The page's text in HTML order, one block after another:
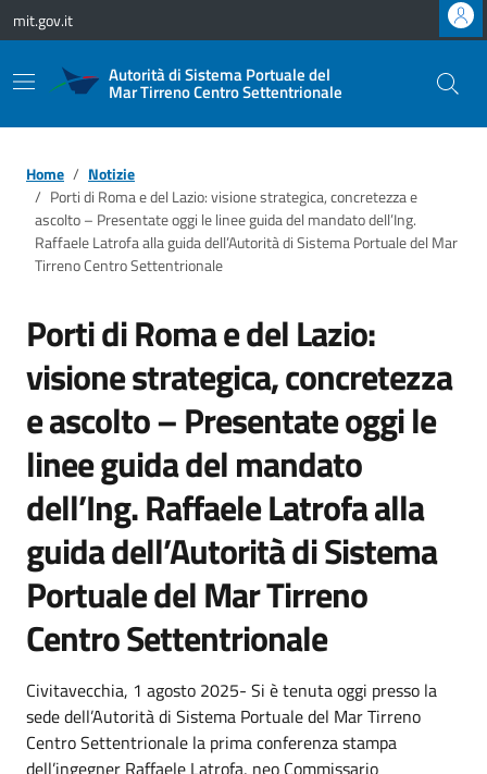
Vai ai contenuti
Vai al footer
mit.gov.it
Autorità di Sistema Portuale del
Mar Tirreno Centro Settentrionale
Home
Notizie
Porti di Roma e del Lazio: visione strategica, concretezza e
ascolto – Presentate oggi le linee guida del mandato dell’Ing.
Raffaele Latrofa alla guida dell’Autorità di Sistema Portuale del Mar
Tirreno Centro Settentrionale
Porti di Roma e del Lazio:
visione strategica, concretezza
e ascolto – Presentate oggi le
linee guida del mandato
dell’Ing. Raffaele Latrofa alla
guida dell’Autorità di Sistema
Portuale del Mar Tirreno
Centro Settentrionale
Civitavecchia, 1 agosto 2025- Si è tenuta oggi presso la
sede dell’Autorità di Sistema Portuale del Mar Tirreno
Centro Settentrionale la prima conferenza stampa
dell’ingegner Raffaele Latrofa, neo Commissario